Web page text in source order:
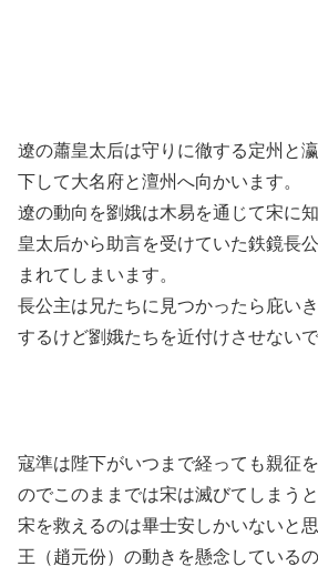
遼の蕭皇太后は守りに徹する定州と
下して大名府と澶州へ向かいます。
遼の動向を劉娥は木易を通じて宋に
皇太后から助言を受けていた鉄鏡長
まれてしまいます。
長公主は兄たちに見つかったら庇い
するけど劉娥たちを近付けさせない
寇準は陛下がいつまで経っても親征
のでこのままでは宋は滅びてしまう
宋を救えるのは畢士安しかいないと
王（趙元份）の動きを懸念している